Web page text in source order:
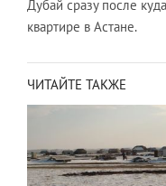
Дубай сразу после
квартире в Астане.
ЧИТАЙТЕ ТАКЖЕ